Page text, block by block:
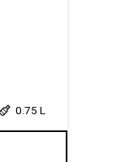
0.75 L